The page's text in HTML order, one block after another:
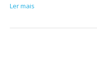
Ler mais